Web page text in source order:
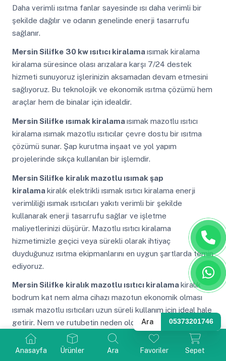
Anasayfa Ürünler Ara Favoriler Sepet
Daha verimli ısıtma fanlar sayesinde ısı daha verimli bir
şekilde dağılır ve odanın genelinde enerji tasarrufu
sağlanır.
Mersin Silifke 30 kw ısıtıcı kiralamaısımak kiralama
kiralama süresince olası arızalara karşı 7/24 destek
hizmeti sunuyoruz işlerinizin aksamadan devam etmesini
sağlıyoruz. Bu teknolojik ve ekonomik ısıtma çözümü hem
araçlar hem de binalar için idealdir.
Mersin Silifke ısımak kiralamaısımak mazotlu ısıtıcı
kiralama ısımak mazotlu ısıtıcılar çevre dostu bir ısıtma
çözümü sunar. Şap kurutma inşaat ve yol yapım
projelerinde sıkça kullanılan bir işlemdir.
Mersin Silifke kiralık mazotlu ısımak şap
kiralamakiralık elektrikli ısımak ısıtıcı kiralama enerji
verimliliği ısımak ısıtıcıları yakıtı verimli bir şekilde
kullanarak enerji tasarrufu sağlar ve işletme
maliyetlerinizi düşürür. Mazotlu ısıtıcı kiralama
hizmetimizle geçici veya sürekli olarak ihtiyaç
duyduğunuz ısıtma ekipmanlarını en uygun şartlarda temin
ediyoruz.
Mersin Silifke kiralık mazotlu ısıtıcı kiralamakiralık
bodrum kat nem alma cihazı mazotun ekonomik olması
ısımak mazotlu ısıtıcıları uzun süreli kullanım için ideal hale
getirir. Nem ve rutubetin neden olduğu kötü kokuları
engelleyerek iç mekan kalitesini artırır ve sağlıklı bir
çalışma ortamı oluşturur.
Ara 05373201746